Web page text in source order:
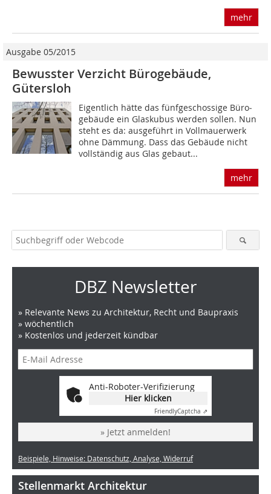
mehr
Ausgabe 05/2015
Bewusster Verzicht Bürogebäude,
Gütersloh
Eigentlich hätte das fünfgeschossige Büro­
gebäude ein Glaskubus werden sollen. Nun
steht es da: ausgeführt in Vollmauerwerk
ohne Dämmung. Dass das Gebäude nicht
vollständig aus Glas gebaut...
mehr
DBZ Newsletter
» Relevante News zu Architektur, Recht und Baupraxis
» wöchentlich
» Kostenlos und jederzeit kündbar
Anti-Roboter-Verifizierung
Hier klicken
FriendlyCaptcha ⇗
» Jetzt anmelden!
Beispiele, Hinweise: Datenschutz, Analyse, Widerruf
Stellenmarkt Architektur